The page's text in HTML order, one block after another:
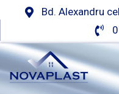
Bd. Alexandru